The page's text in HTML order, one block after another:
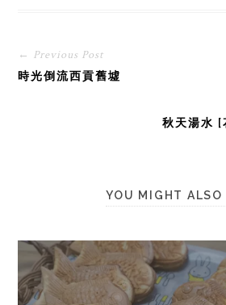
← Previous Post
時光倒流西貢舊墟
秋天湯水 [
YOU MIGHT ALSO